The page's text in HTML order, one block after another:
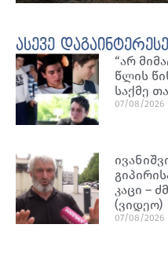
ასევე
“არ
წლის
საქმე
07/08/2026
კაცი –
(ვიდეო)
07/08/2026